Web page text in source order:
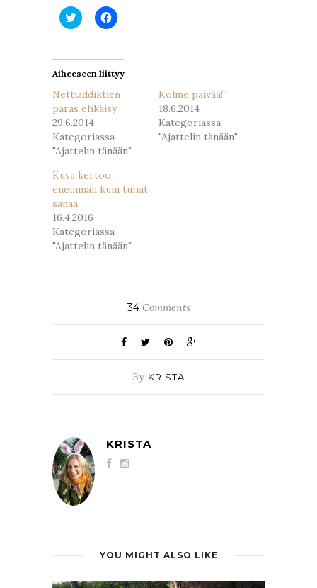
Jaa
Twitterissä(Avautuu
Jaa
Facebookissa(Avautuu
Aiheeseen liittyy
Nettiaddiktien
paras ehkäisy
29.6.2014
Kategoriassa
"Ajattelin tänään"
Kolme päivää!!!
18.6.2014
Kategoriassa
"Ajattelin tänään"
Kuva kertoo
enemmän kuin tuhat
sanaa
16.4.2016
Kategoriassa
"Ajattelin tänään"
34Comments
By KRISTA
KRISTA
YOU MIGHT ALSO LIKE